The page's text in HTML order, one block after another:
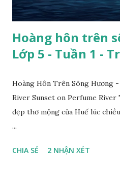
Hoàng hôn trên
Lớp 5 - Tuần 1 -
Hoàng Hôn Trên Sông Hương
River Sunset on Perfume
đẹp thơ mộng của Huế lúc
...
CHIA SẺ 2 NHẬN XÉT